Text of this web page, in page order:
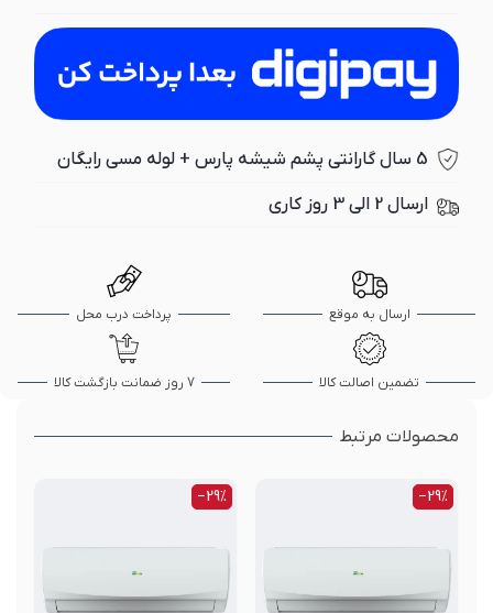
5 سال گارانتی پشم شیشه پارس + لوله مسی رایگان
ارسال 2 الی 3 روز کاری
ارسال به موقع پرداخت درب محل
تضمین اصالت کالا 7 روز ضمانت بازگشت کالا
محصولات مرتبط
‎−29%
‎−29%